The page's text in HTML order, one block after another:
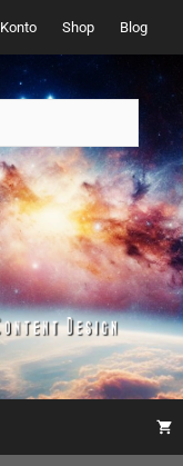
Konto Shop Blog